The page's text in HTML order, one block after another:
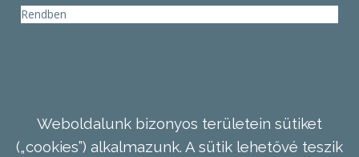
Rendben
Weboldalunk bizonyos területein sütiket
(„cookies”) alkalmazunk. A sütik lehetővé teszik